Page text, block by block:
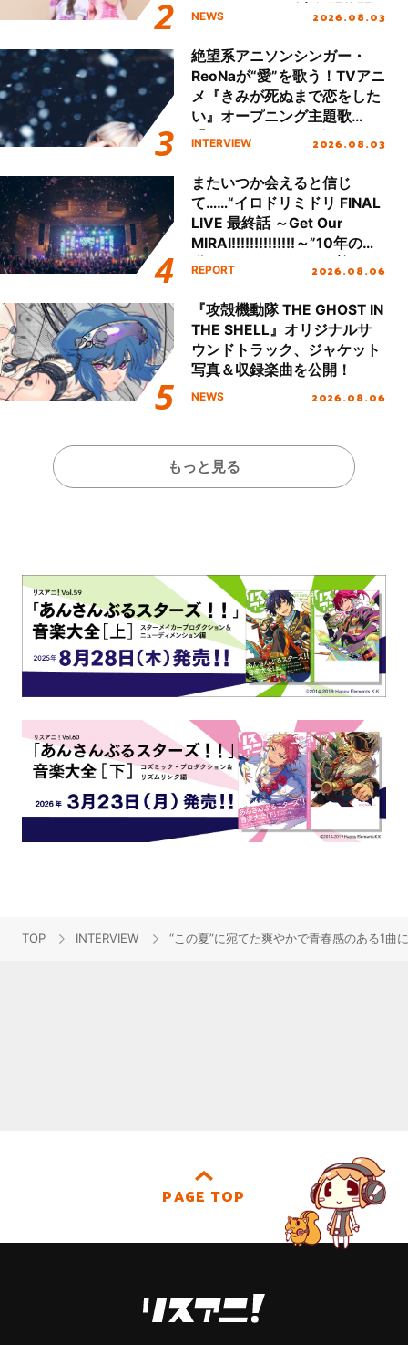
える」TVサイズ先行配信開
NEWS 2026.08.03
絶望系アニソンシンガー・
ReoNaが“愛”を歌う！TVアニ
メ『きみが死ぬまで恋をした
い』オープニング主題歌
「Amore」インタビュー
INTERVIEW 2026.08.03
またいつか会えると信じ
て……“イロドリミドリ FINAL
LIVE 最終話 ～Get Our
MIRAI!!!!!!!!!!!!!!～”10年の活
動を経てファイナルを迎える
REPORT 2026.08.06
『攻殻機動隊 THE GHOST IN
THE SHELL』オリジナルサ
ウンドトラック、ジャケット
写真＆収録楽曲を公開！
NEWS 2026.08.06
もっと見る
TOP INTERVIEW “この夏”に宛てた爽やかで青春感のある1
PAGE TOP